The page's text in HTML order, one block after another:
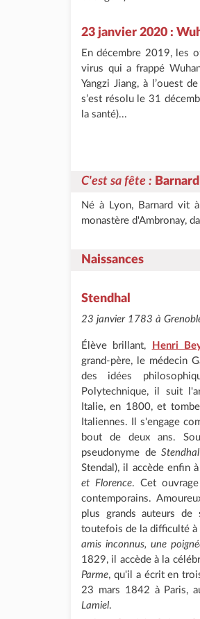
23 janvier 2020 :
En décembre 2019, les
virus qui a frappé
Yangzi Jiang, à l’ouest
s’est résolu le 31
la santé)...
C'est sa fête : Barnard
Né à Lyon, Barnard vit
monastère d'Ambronay,
Naissances
Stendhal
23 janvier 1783 à
Élève brillant, Henri
grand-père, le médecin
des idées
Polytechnique, il suit
Italie, en 1800, et
Italiennes. Il s'engage
bout de deux ans.
pseudonyme deStendhal
Stendal), il accède enfin
et Florence. Cet
contemporains.
plus grands auteurs de
toutefois de la difficulté à
amis inconnus, une
1829, il accède à la
Parme, qu'il a écrit en
23 mars 1842 à Paris,
Lamiel.